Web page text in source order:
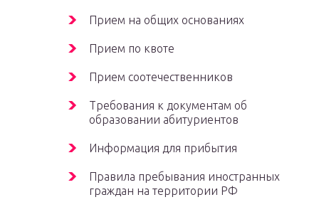
Прием на общих основаниях
Прием по квоте
Прием соотечественников
Требования к документам об
образовании абитуриентов
Информация для прибытия
Правила пребывания иностранных
граждан на территории РФ